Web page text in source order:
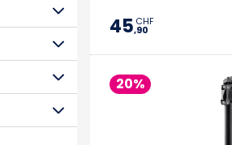
45,90
CHF
20%